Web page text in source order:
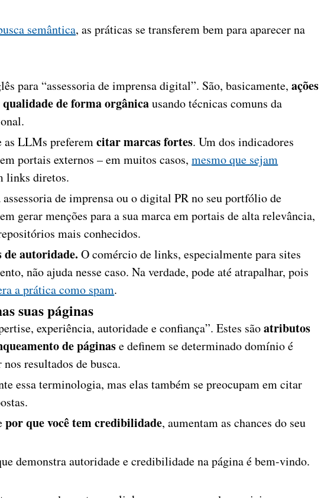
semântica, as práticas se transferem bem para aparecer na
para “assessoria de imprensa digital”. São, basicamente,ações
de forma orgânicausando técnicas comuns da
as LLMs preferemcitar marcas fortes. Um dos indicadores
portais externos – em muitos casos,mesmo que sejam
links diretos.
de imprensa ou o digital PR no seu portfólio de
gerar menções para a sua marca em portais de alta relevância,
mais conhecidos.
de autoridade.O comércio de links, especialmente para sites
não ajuda nesse caso. Na verdade, pode até atrapalhar, pois
a prática como spam.
suas páginas
experiência, autoridade e confiança”. Estes sãoatributos
de páginase definem se determinado domínio é
resultados de busca.
essa terminologia, mas elas também se preocupam em citar
por que você tem credibilidade, aumentam as chances do seu
demonstra autoridade e credibilidade na página é bem-vindo.